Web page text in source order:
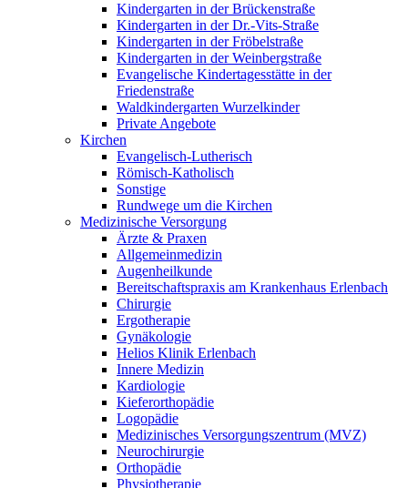
Kindergarten in der Brückenstraße
Kindergarten in der Dr.-Vits-Straße
Kindergarten in der Fröbelstraße
Kindergarten in der Weinbergstraße
Evangelische Kindertagesstätte in der
Friedenstraße
Waldkindergarten Wurzelkinder
Private Angebote
Kirchen
Evangelisch-Lutherisch
Römisch-Katholisch
Sonstige
Rundwege um die Kirchen
Medizinische Versorgung
Ärzte & Praxen
Allgemeinmedizin
Augenheilkunde
Bereitschaftspraxis am Krankenhaus Erlenbach
Chirurgie
Ergotherapie
Gynäkologie
Helios Klinik Erlenbach
Innere Medizin
Kardiologie
Kieferorthopädie
Logopädie
Medizinisches Versorgungszentrum (MVZ)
Neurochirurgie
Orthopädie
Physiotherapie